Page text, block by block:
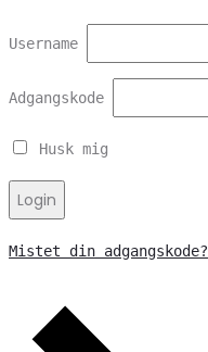
Username
Adgangskode
Husk mig
Login
Mistet din adgangskode?